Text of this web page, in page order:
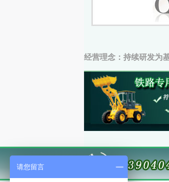
经营理念：持续研发为
请您留言